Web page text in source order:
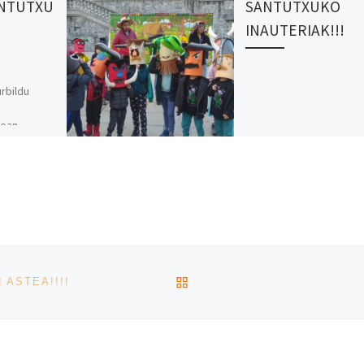
SANTUTXUKO
INAUTERIAK!!!
ASTEA!!!!